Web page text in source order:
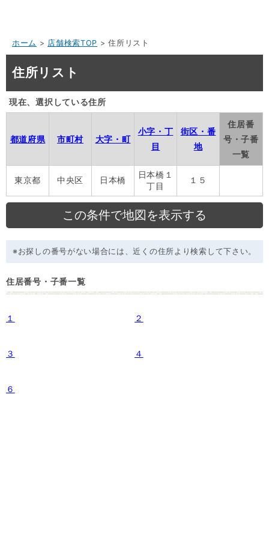
ホーム > 店舗検索TOP > 住所リスト
住所リスト
現在、選択している住所
都道府県 市町村 大字・町
小字・丁
目
街区・番
地
住居番
号・子番
一覧
東京都 中央区 日本橋
日本橋１
丁目
１５
※お探しの番号がない場合には、近くの住所より検索して下さい。
住居番号・子番一覧
１ ２
３ ４
６